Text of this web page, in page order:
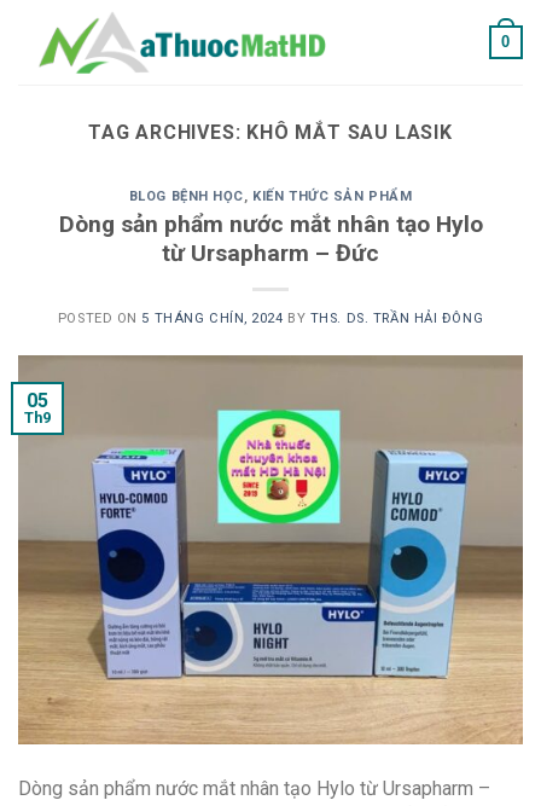
content
0
TAG ARCHIVES: KHÔ MẮT SAU LASIK
BLOG BỆNH HỌC, KIẾN THỨC SẢN PHẨM
Dòng sản phẩm nước mắt nhân tạo Hylo
từ Ursapharm – Đức
POSTED ON 5 THÁNG CHÍN, 2024 BY THS. DS. TRẦN HẢI ĐÔNG
05
Th9
Dòng sản phẩm nước mắt nhân tạo Hylo từ Ursapharm –